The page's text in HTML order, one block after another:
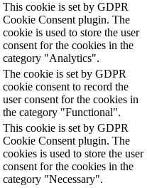
This cookie is set by GDPR
Cookie Consent plugin. The
cookie is used to store the user
consent for the cookies in the
category "Analytics".
The cookie is set by GDPR
cookie consent to record the
user consent for the cookies in
the category "Functional".
This cookie is set by GDPR
Cookie Consent plugin. The
cookies is used to store the user
consent for the cookies in the
category "Necessary".